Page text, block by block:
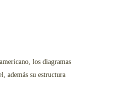
los diagramas
además su estructura